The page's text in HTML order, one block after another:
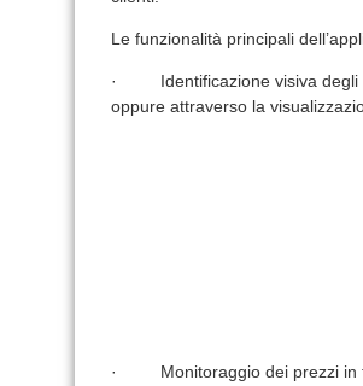
Le funzionalità principali
· Identificazione visiva degli
oppure attraverso la
· Monitoraggio dei prezzi in